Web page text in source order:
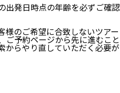
出発日時点の年齢を必ずご確認
様のご希望に合致しないツアー
ご予約ページから先に進むこと
からやり直していただく必要が